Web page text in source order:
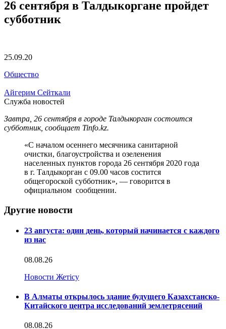
26 сентября в Талдыкоргане пройдет
субботник
25.09.20
Общество
Айгерим Сейткали
Служба новостей
Завтра, 26 сентября в городе Талдыкорган состоится
субботник, сообщает Tinfo.kz.
«С началом осеннего месячника санитарной
очистки, благоустройства и озеленения
населенных пунктов города 26 сентября 2020 года
в г. Талдыкорган с 09.00 часов состится
общегороской субботник», — говорится в
официальном сообщении.
Другие новости
23 августа: один день, который начинается с каждого
из нас
08.08.26
Новости Жетісу
В Алматы открылось здание будущего Казахстанско-
Китайского центра исследований землетрясений
08.08.26